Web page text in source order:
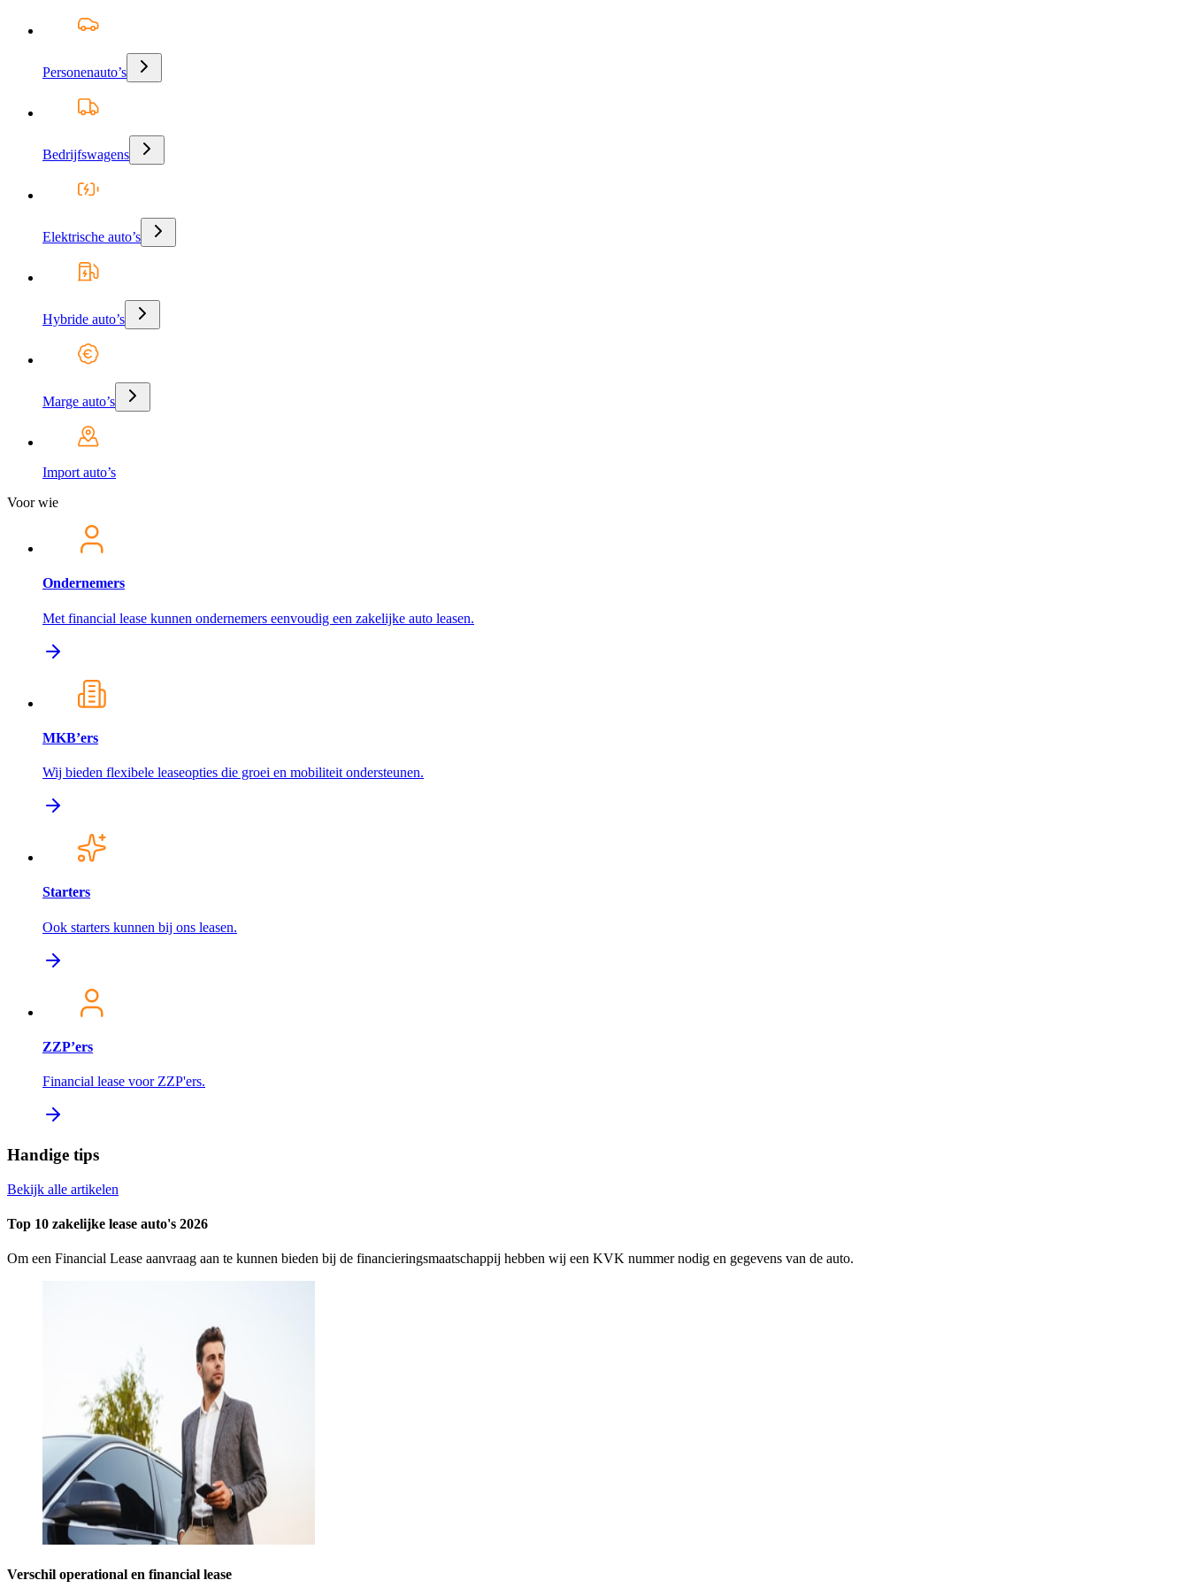
Personenauto’s
Bedrijfswagens
Elektrische auto’s
Hybride auto’s
Marge auto’s
Import auto’s
Voor wie
Ondernemers
Met financial lease kunnen ondernemers eenvoudig een zakelijke auto leasen.
MKB’ers
Wij bieden flexibele leaseopties die groei en mobiliteit ondersteunen.
Starters
Ook starters kunnen bij ons leasen.
ZZP’ers
Financial lease voor ZZP'ers.
Handige tips
Bekijk alle artikelen
Top 10 zakelijke lease auto's 2026
Om een Financial Lease aanvraag aan te kunnen bieden bij de financieringsmaatschappij hebben wij een KVK nummer nodig en gegevens van de auto.
Verschil operational en financial lease